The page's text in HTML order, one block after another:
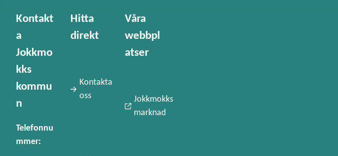
Kontakt
a
Jokkmo
kks
kommu
n
Telefonnu
mmer:
Hitta
direkt
Kontakta
oss
Våra
webbpl
atser
Jokkmokks
marknad